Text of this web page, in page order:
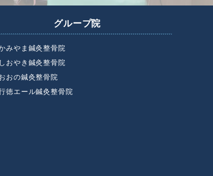
グループ院
みやま鍼灸整骨院
しおやき鍼灸整骨院
おの鍼灸整骨院
徳エール鍼灸整骨院